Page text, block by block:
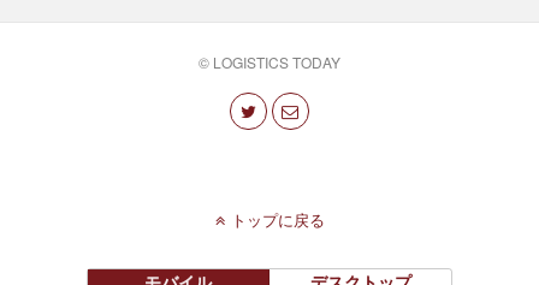
© LOGISTICS TODAY
トップに戻る